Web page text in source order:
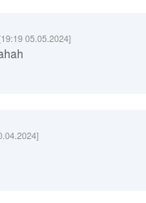
05.05.2024]